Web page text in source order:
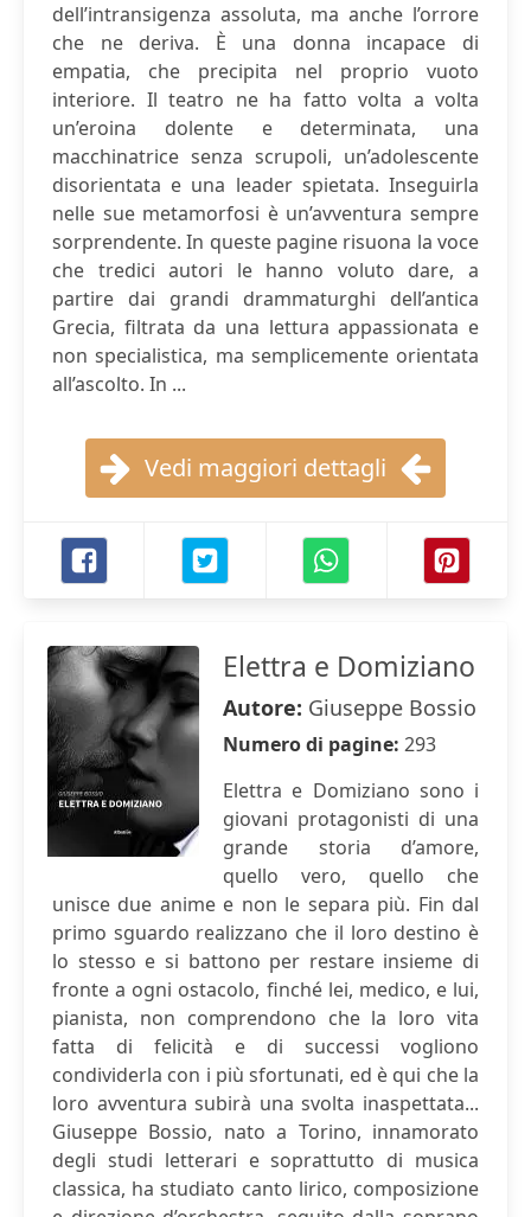
dell’intransigenza assoluta, ma anche l’orrore
che ne deriva. È una donna incapace di
empatia, che precipita nel proprio vuoto
interiore. Il teatro ne ha fatto volta a volta
un’eroina dolente e determinata, una
macchinatrice senza scrupoli, un’adolescente
disorientata e una leader spietata. Inseguirla
nelle sue metamorfosi è un’avventura sempre
sorprendente. In queste pagine risuona la voce
che tredici autori le hanno voluto dare, a
partire dai grandi drammaturghi dell’antica
Grecia, filtrata da una lettura appassionata e
non specialistica, ma semplicemente orientata
all’ascolto. In ...
Vedi maggiori dettagli
Elettra e Domiziano
Autore: Giuseppe Bossio
Numero di pagine: 293
Elettra e Domiziano sono i
giovani protagonisti di una
grande storia d’amore,
quello vero, quello che
unisce due anime e non le separa più. Fin dal
primo sguardo realizzano che il loro destino è
lo stesso e si battono per restare insieme di
fronte a ogni ostacolo, finché lei, medico, e lui,
pianista, non comprendono che la loro vita
fatta di felicità e di successi vogliono
condividerla con i più sfortunati, ed è qui che la
loro avventura subirà una svolta inaspettata...
Giuseppe Bossio, nato a Torino, innamorato
degli studi letterari e soprattutto di musica
classica, ha studiato canto lirico, composizione